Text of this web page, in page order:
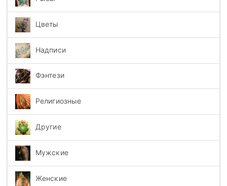
Цветы
Надписи
Фэнтези
Религиозные
Другие
Мужские
Женские